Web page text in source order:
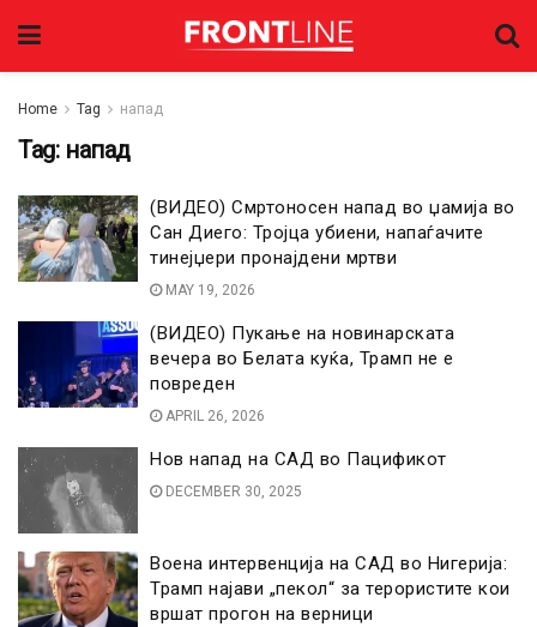
Home Tag напад
Tag: напад
(ВИДЕО) Смртоносен напад во џамија во
Сан Диего: Тројца убиени, напаѓачите
тинејџери пронајдени мртви
MAY 19, 2026
(ВИДЕО) Пукање на новинарската
вечера во Белата куќа, Трамп не e
повреден
APRIL 26, 2026
Нов напад на САД во Пацификот
DECEMBER 30, 2025
Воена интервенција на САД во Нигерија:
Трамп најави „пекол“ за терористите кои
вршат прогон на верници